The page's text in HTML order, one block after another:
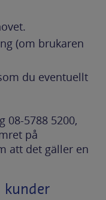
(om brukaren
du eventuellt
08-5788 5200,
på
att det gäller en
kunder